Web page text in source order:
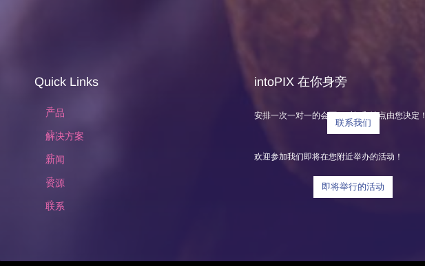
Quick Links
产品
解决方案
新闻
资源
联系
intoPIX 在你身旁
安排一次一对一的会面，时间和地点由您决定！
联系我们
欢迎参加我们即将在您附近举办的活动！
即将举行的活动